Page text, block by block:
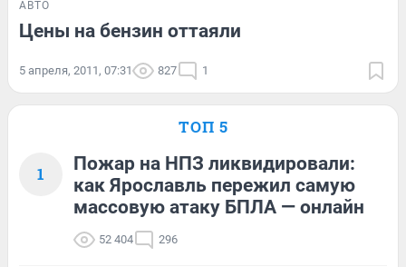
АВТО
Цены на бензин оттаяли
5 апреля, 2011, 07:31 827 1
ТОП 5
1
Пожар на НПЗ ликвидировали:
как Ярославль пережил самую
массовую атаку БПЛА — онлайн
52 404 296